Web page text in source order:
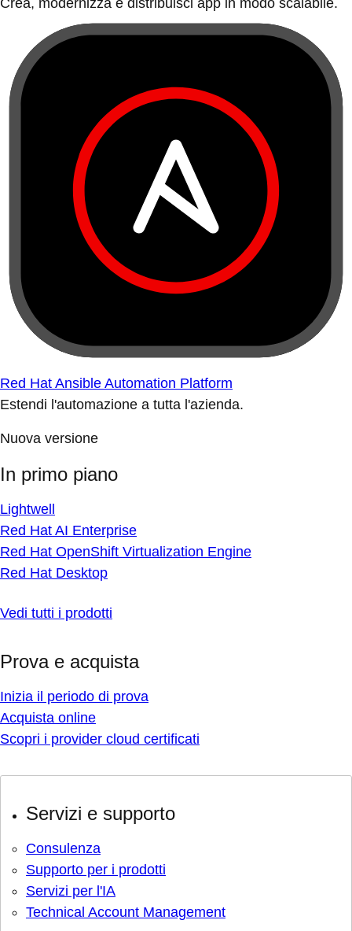
Crea, modernizza e distribuisci app in modo scalabile.
Red Hat Ansible Automation Platform
Estendi l'automazione a tutta l'azienda.
Nuova versione
In primo piano
Lightwell
Red Hat AI Enterprise
Red Hat OpenShift Virtualization Engine
Red Hat Desktop
Vedi tutti i prodotti
Prova e acquista
Inizia il periodo di prova
Acquista online
Scopri i provider cloud certificati
Servizi e supporto
Consulenza
Supporto per i prodotti
Servizi per l'IA
Technical Account Management